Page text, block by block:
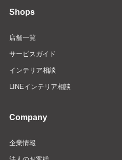
Shops
店舗一覧
サービスガイド
インテリア相談
LINEインテリア相談
Company
企業情報